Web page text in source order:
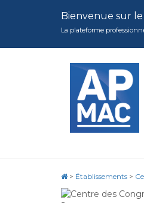
Bienvenue sur
La plateforme
> Établissements >